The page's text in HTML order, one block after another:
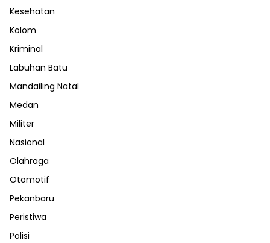
Kesehatan
Kolom
Kriminal
Labuhan Batu
Mandailing Natal
Medan
Militer
Nasional
Olahraga
Otomotif
Pekanbaru
Peristiwa
Polisi